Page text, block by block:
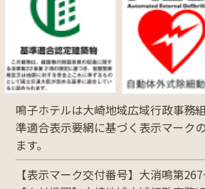
鳴子ホテルは大崎地域広域行政事務
準適合表示要網に基づく表示マーク
ます。
【表示マーク交付番号】大消鳴第